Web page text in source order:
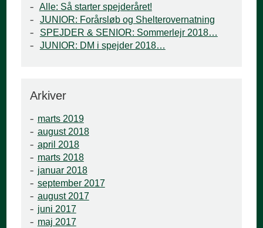
Alle: Så starter spejderåret!
JUNIOR: Forårsløb og Shelterovernatning
SPEJDER & SENIOR: Sommerlejr 2018…
JUNIOR: DM i spejder 2018…
Arkiver
marts 2019
august 2018
april 2018
marts 2018
januar 2018
september 2017
august 2017
juni 2017
maj 2017